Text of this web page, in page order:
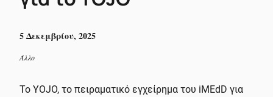
5 Δεκεμβρίου, 2025
Άλλο
Το YOJO, το πειραματικό εγχείρημα του iMEdD για